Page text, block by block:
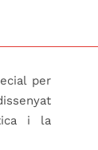
per
i la